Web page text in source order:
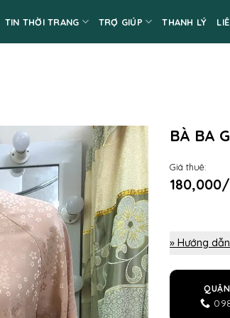
TIN THỜI TRANG TRỢ GIÚP THANH LÝ
BÀ BA
Giá thuê:
» Hướng